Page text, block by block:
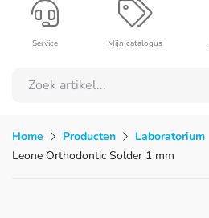
Mijn catalogus
Service
Home Producten Laboratorium
Leone Orthodontic Solder 1 mm